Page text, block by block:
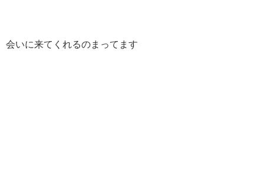
会いに来てくれるのまってます